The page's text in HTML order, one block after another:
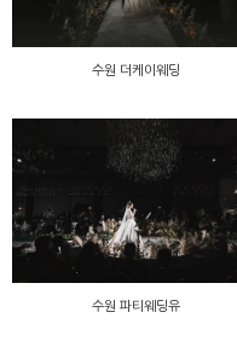
수원 더케이웨딩
수원 파티웨딩유